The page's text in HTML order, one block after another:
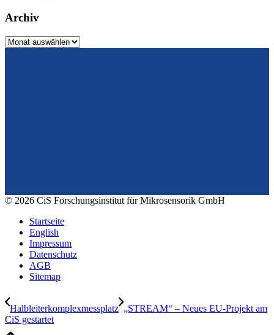
Archiv
Archiv
© 2026 CiS Forschungsinstitut für Mikrosensorik GmbH
Startseite
English
Impressum
Datenschutz
AGB
Sitemap
Halbleiterkomplexmessplatz „STREAM“ – Neues EU-Projekt am
CiS gestartet